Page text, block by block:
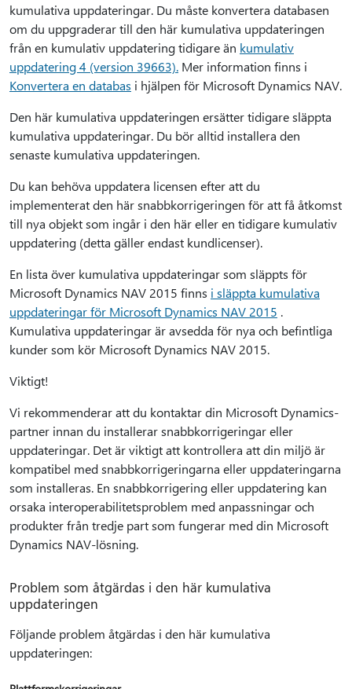
kumulativa uppdateringar. Du måste konvertera databasen
om du uppgraderar till den här kumulativa uppdateringen
från en kumulativ uppdatering tidigare än kumulativ
uppdatering 4 (version 39663). Mer information finns i
Konvertera en databas i hjälpen för Microsoft Dynamics NAV.
Den här kumulativa uppdateringen ersätter tidigare släppta
kumulativa uppdateringar. Du bör alltid installera den
senaste kumulativa uppdateringen.
Du kan behöva uppdatera licensen efter att du
implementerat den här snabbkorrigeringen för att få åtkomst
till nya objekt som ingår i den här eller en tidigare kumulativ
uppdatering (detta gäller endast kundlicenser).
En lista över kumulativa uppdateringar som släppts för
Microsoft Dynamics NAV 2015 finns i släppta kumulativa
uppdateringar för Microsoft Dynamics NAV 2015 .
Kumulativa uppdateringar är avsedda för nya och befintliga
kunder som kör Microsoft Dynamics NAV 2015.
Viktigt!
Vi rekommenderar att du kontaktar din Microsoft Dynamics-
partner innan du installerar snabbkorrigeringar eller
uppdateringar. Det är viktigt att kontrollera att din miljö är
kompatibel med snabbkorrigeringarna eller uppdateringarna
som installeras. En snabbkorrigering eller uppdatering kan
orsaka interoperabilitetsproblem med anpassningar och
produkter från tredje part som fungerar med din Microsoft
Dynamics NAV-lösning.
Problem som åtgärdas i den här kumulativa
uppdateringen
Följande problem åtgärdas i den här kumulativa
uppdateringen: